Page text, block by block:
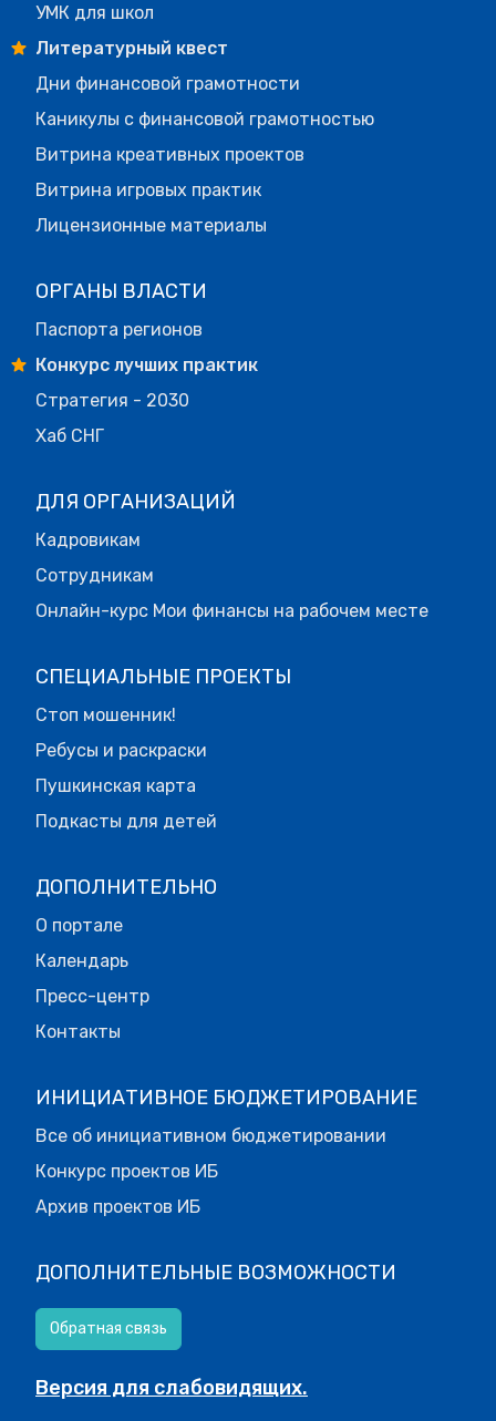
УМК для школ
Литературный квест
Дни финансовой грамотности
Каникулы с финансовой грамотностью
Витрина креативных проектов
Витрина игровых практик
Лицензионные материалы
ОРГАНЫ ВЛАСТИ
Паспорта регионов
Конкурс лучших практик
Стратегия - 2030
Хаб СНГ
ДЛЯ ОРГАНИЗАЦИЙ
Кадровикам
Сотрудникам
Онлайн-курс Мои финансы на рабочем месте
СПЕЦИАЛЬНЫЕ ПРОЕКТЫ
Стоп мошенник!
Ребусы и раскраски
Пушкинская карта
Подкасты для детей
ДОПОЛНИТЕЛЬНО
О портале
Календарь
Пресс-центр
Контакты
ИНИЦИАТИВНОЕ БЮДЖЕТИРОВАНИЕ
Все об инициативном бюджетировании
Конкурс проектов ИБ
Архив проектов ИБ
ДОПОЛНИТЕЛЬНЫЕ ВОЗМОЖНОСТИ
Обратная связь
Версия для слабовидящих.